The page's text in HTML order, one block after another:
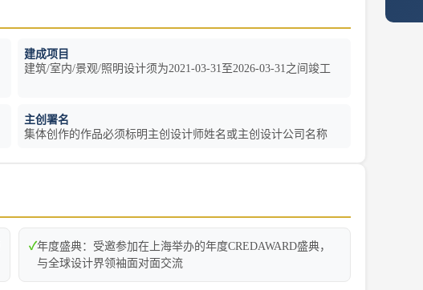
建成项目
建筑/室内/景观/照明设计须为2021-03-31至2026-03-31之间竣工
主创署名
集体创作的作品必须标明主创设计师姓名或主创设计公司名称
✓年度盛典：受邀参加在上海举办的年度CREDAWARD盛典，
与全球设计界领袖面对面交流